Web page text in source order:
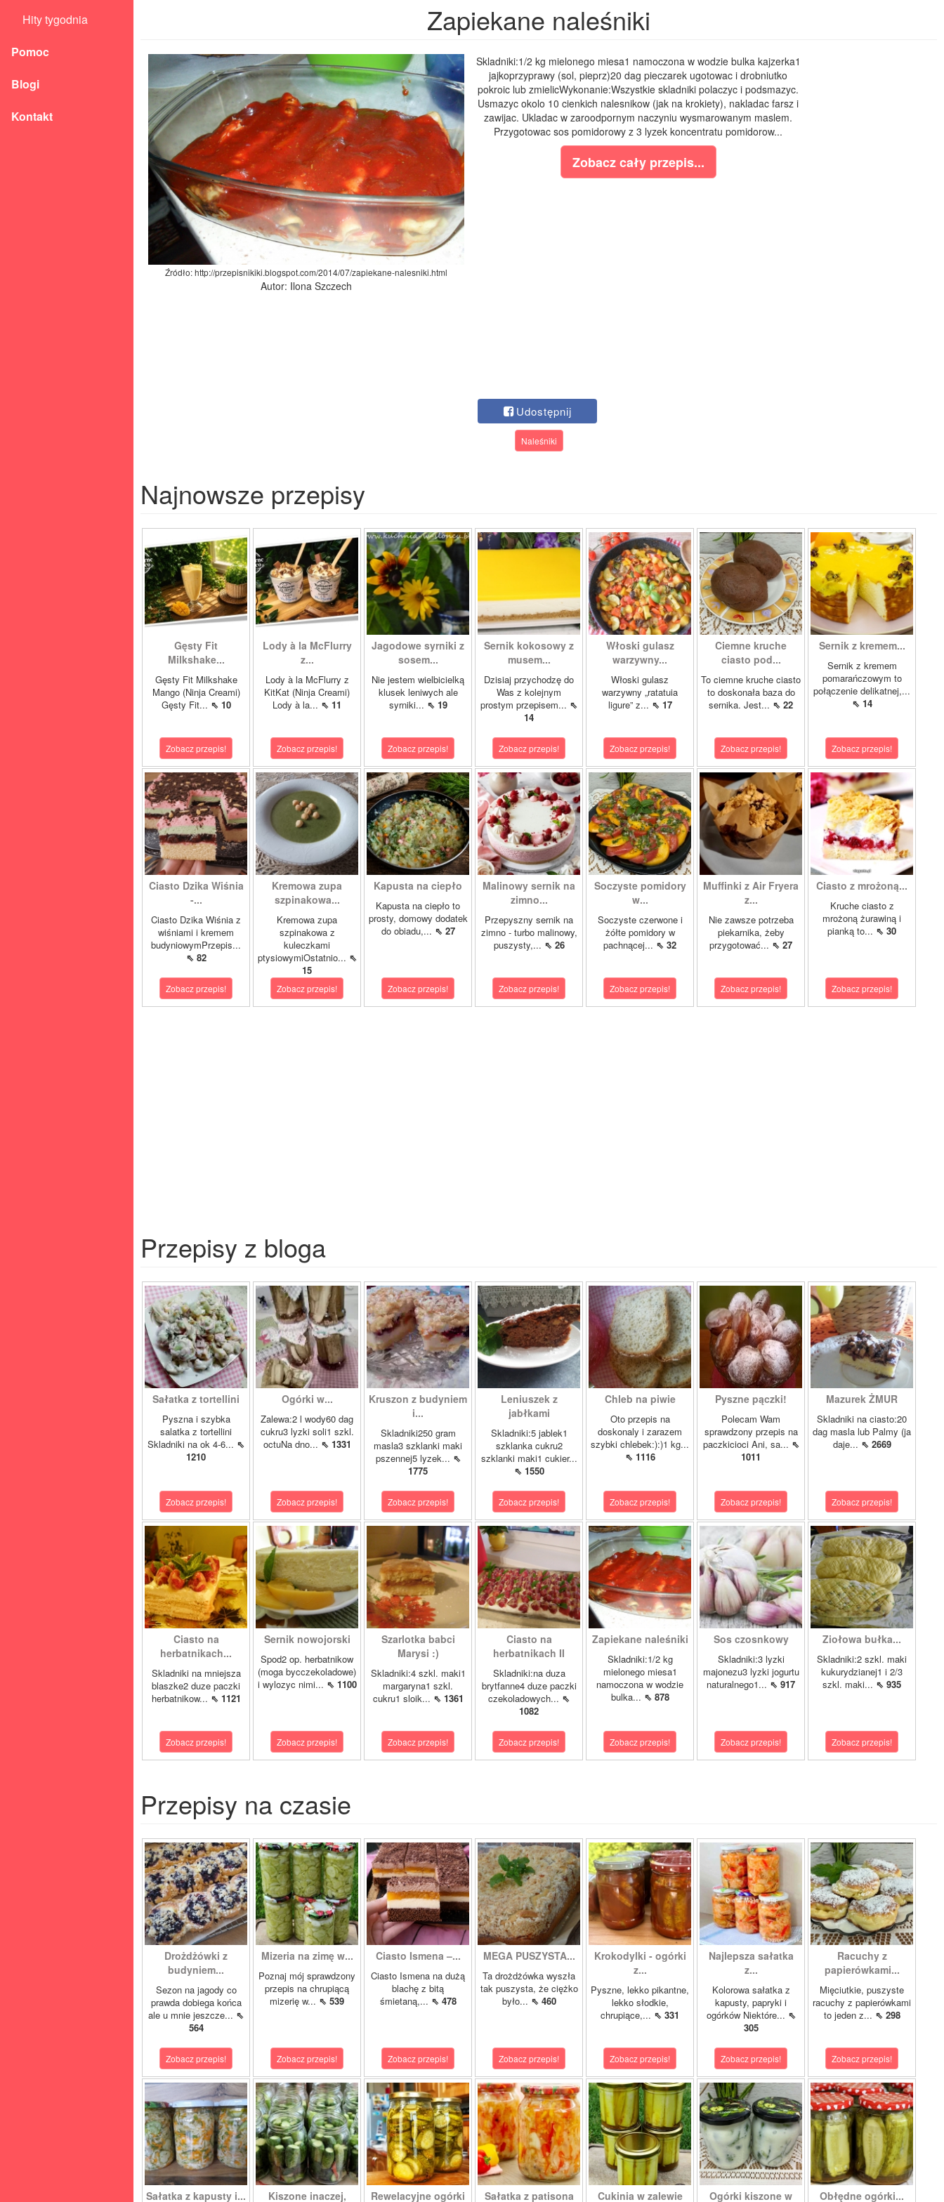
Hity tygodnia
Pomoc
Blogi
Kontakt
Zapiekane naleśniki
Źródło: http://przepisnikiki.blogspot.com/2014/07/zapiekane-nalesniki.html
Autor: Ilona Szczech
Skladniki:1/2 kg mielonego miesa1 namoczona w wodzie bulka kajzerka1
jajkoprzyprawy (sol, pieprz)20 dag pieczarek ugotowac i drobniutko
pokroic lub zmielicWykonanie:Wszystkie skladniki polaczyc i podsmazyc.
Usmazyc okolo 10 cienkich nalesnikow (jak na krokiety), nakladac farsz i
zawijac. Ukladac w zaroodpornym naczyniu wysmarowanym maslem.
Przygotowac sos pomidorowy z 3 lyzek koncentratu pomidorow...
Zobacz cały przepis...
Udostępnij
Naleśniki
Najnowsze przepisy
Gęsty Fit
Milkshake...
Gęsty Fit Milkshake
Mango (Ninja Creami)
Gęsty Fit... ⇖ 10
Zobacz przepis!
Lody à la McFlurry
z...
Lody à la McFlurry z
KitKat (Ninja Creami)
Lody à la... ⇖ 11
Zobacz przepis!
Jagodowe syrniki z
sosem...
Nie jestem wielbicielką
klusek leniwych ale
syrniki... ⇖ 19
Zobacz przepis!
Sernik kokosowy z
musem...
Dzisiaj przychodzę do
Was z kolejnym
prostym przepisem... ⇖
14
Zobacz przepis!
Włoski gulasz
warzywny...
Włoski gulasz
warzywny „ratatuia
ligure” z... ⇖ 17
Zobacz przepis!
Ciemne kruche
ciasto pod...
To ciemne kruche ciasto
to doskonała baza do
sernika. Jest... ⇖ 22
Zobacz przepis!
Sernik z kremem...
Sernik z kremem
pomarańczowym to
połączenie delikatnej,...
⇖ 14
Zobacz przepis!
Ciasto Dzika Wiśnia
-...
Ciasto Dzika Wiśnia z
wiśniami i kremem
budyniowymPrzepis...
⇖ 82
Zobacz przepis!
Kremowa zupa
szpinakowa...
Kremowa zupa
szpinakowa z
kuleczkami
ptysiowymiOstatnio... ⇖
15
Zobacz przepis!
Kapusta na ciepło
Kapusta na ciepło to
prosty, domowy dodatek
do obiadu,... ⇖ 27
Zobacz przepis!
Malinowy sernik na
zimno...
Przepyszny sernik na
zimno - turbo malinowy,
puszysty,... ⇖ 26
Zobacz przepis!
Soczyste pomidory
w...
Soczyste czerwone i
żółte pomidory w
pachnącej... ⇖ 32
Zobacz przepis!
Muffinki z Air Fryera
z...
Nie zawsze potrzeba
piekarnika, żeby
przygotować... ⇖ 27
Zobacz przepis!
Ciasto z mrożoną...
Kruche ciasto z
mrożoną żurawiną i
pianką to... ⇖ 30
Zobacz przepis!
Przepisy z bloga
Sałatka z tortellini
Pyszna i szybka
salatka z tortellini
Skladniki na ok 4-6... ⇖
1210
Zobacz przepis!
Ogórki w...
Zalewa:2 l wody60 dag
cukru3 lyzki soli1 szkl.
octuNa dno... ⇖ 1331
Zobacz przepis!
Kruszon z budyniem
i...
Skladniki250 gram
masla3 szklanki maki
pszennej5 lyzek... ⇖
1775
Zobacz przepis!
Leniuszek z
jabłkami
Skladniki:5 jablek1
szklanka cukru2
szklanki maki1 cukier...
⇖ 1550
Zobacz przepis!
Chleb na piwie
Oto przepis na
doskonaly i zarazem
szybki chlebek:):)1 kg...
⇖ 1116
Zobacz przepis!
Pyszne pączki!
Polecam Wam
sprawdzony przepis na
paczkicioci Ani, sa... ⇖
1011
Zobacz przepis!
Mazurek ŻMUR
Skladniki na ciasto:20
dag masla lub Palmy (ja
daje... ⇖ 2669
Zobacz przepis!
Ciasto na
herbatnikach...
Skladniki na mniejsza
blaszke2 duze paczki
herbatnikow... ⇖ 1121
Zobacz przepis!
Sernik nowojorski
Spod2 op. herbatnikow
(moga bycczekoladowe)
i wylozyc nimi... ⇖ 1100
Zobacz przepis!
Szarlotka babci
Marysi :)
Skladniki:4 szkl. maki1
margaryna1 szkl.
cukru1 sloik... ⇖ 1361
Zobacz przepis!
Ciasto na
herbatnikach II
Skladniki:na duza
brytfanne4 duze paczki
czekoladowych... ⇖
1082
Zobacz przepis!
Zapiekane naleśniki
Skladniki:1/2 kg
mielonego miesa1
namoczona w wodzie
bulka... ⇖ 878
Zobacz przepis!
Sos czosnkowy
Skladniki:3 lyzki
majonezu3 lyzki jogurtu
naturalnego1... ⇖ 917
Zobacz przepis!
Ziołowa bułka...
Skladniki:2 szkl. maki
kukurydzianej1 i 2/3
szkl. maki... ⇖ 935
Zobacz przepis!
Przepisy na czasie
Drożdżówki z
budyniem...
Sezon na jagody co
prawda dobiega końca
ale u mnie jeszcze... ⇖
564
Zobacz przepis!
Mizeria na zimę w...
Poznaj mój sprawdzony
przepis na chrupiącą
mizerię w... ⇖ 539
Zobacz przepis!
Ciasto Ismena –...
Ciasto Ismena na dużą
blachę z bitą
śmietaną,... ⇖ 478
Zobacz przepis!
MEGA PUSZYSTA...
Ta drożdżówka wyszła
tak puszysta, że ciężko
było... ⇖ 460
Zobacz przepis!
Krokodylki - ogórki
z...
Pyszne, lekko pikantne,
lekko słodkie,
chrupiące,... ⇖ 331
Zobacz przepis!
Najlepsza sałatka
z...
Kolorowa sałatka z
kapusty, papryki i
ogórków Niektóre... ⇖
305
Zobacz przepis!
Racuchy z
papierówkami...
Mięciutkie, puszyste
racuchy z papierówkami
to jeden z... ⇖ 298
Zobacz przepis!
Sałatka z kapusty i... Kiszone inaczej, Rewelacyjne ogórki Sałatka z patisona Cukinia w zalewie Ogórki kiszone w Obłędne ogórki...